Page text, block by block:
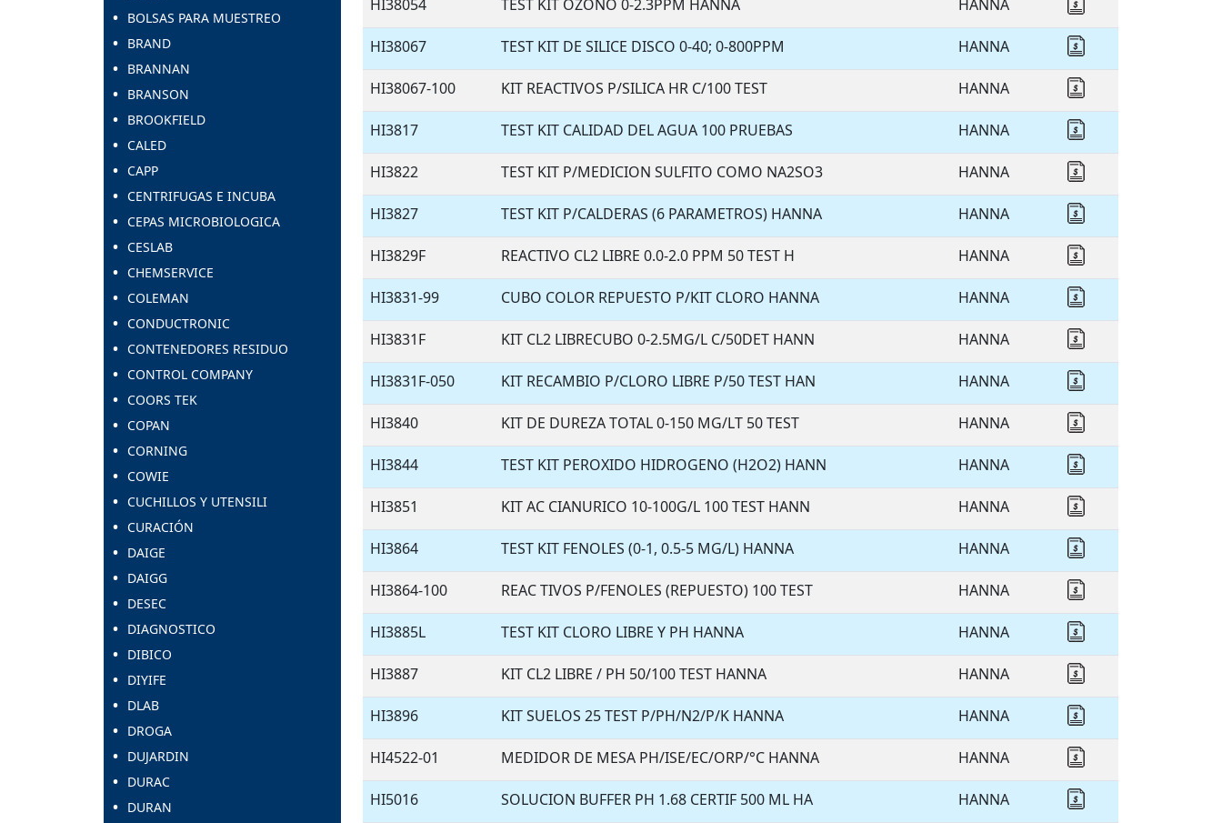
BOLSAS PARA MUESTREO
BRAND
BRANNAN
BRANSON
BROOKFIELD
CALED
CAPP
CENTRIFUGAS E INCUBA
CEPAS MICROBIOLOGICA
CESLAB
CHEMSERVICE
COLEMAN
CONDUCTRONIC
CONTENEDORES RESIDUO
CONTROL COMPANY
COORS TEK
COPAN
CORNING
COWIE
CUCHILLOS Y UTENSILI
CURACIÓN
DAIGE
DAIGG
DESEC
DIAGNOSTICO
DIBICO
DIYIFE
DLAB
DROGA
DUJARDIN
DURAC
DURAN
HI38054 TEST KIT OZONO 0-2.3PPM HANNA HANNA
HI38067 TEST KIT DE SILICE DISCO 0-40; 0-800PPM HANNA
HI38067-100 KIT REACTIVOS P/SILICA HR C/100 TEST HANNA
HI3817 TEST KIT CALIDAD DEL AGUA 100 PRUEBAS HANNA
HI3822 TEST KIT P/MEDICION SULFITO COMO NA2SO3 HANNA
HI3827 TEST KIT P/CALDERAS (6 PARAMETROS) HANNA HANNA
HI3829F REACTIVO CL2 LIBRE 0.0-2.0 PPM 50 TEST H HANNA
HI3831-99 CUBO COLOR REPUESTO P/KIT CLORO HANNA HANNA
HI3831F KIT CL2 LIBRECUBO 0-2.5MG/L C/50DET HANN HANNA
HI3831F-050 KIT RECAMBIO P/CLORO LIBRE P/50 TEST HAN HANNA
HI3840 KIT DE DUREZA TOTAL 0-150 MG/LT 50 TEST HANNA
HI3844 TEST KIT PEROXIDO HIDROGENO (H2O2) HANN HANNA
HI3851 KIT AC CIANURICO 10-100G/L 100 TEST HANN HANNA
HI3864 TEST KIT FENOLES (0-1, 0.5-5 MG/L) HANNA HANNA
HI3864-100 REAC TIVOS P/FENOLES (REPUESTO) 100 TEST HANNA
HI3885L TEST KIT CLORO LIBRE Y PH HANNA HANNA
HI3887 KIT CL2 LIBRE / PH 50/100 TEST HANNA HANNA
HI3896 KIT SUELOS 25 TEST P/PH/N2/P/K HANNA HANNA
HI4522-01 MEDIDOR DE MESA PH/ISE/EC/ORP/°C HANNA HANNA
HI5016 SOLUCION BUFFER PH 1.68 CERTIF 500 ML HA HANNA